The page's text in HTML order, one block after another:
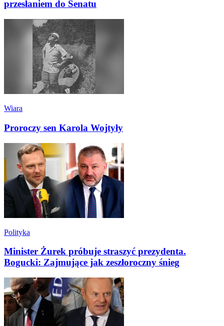
przesłaniem do Senatu
Wiara
Proroczy sen Karola Wojtyły
Polityka
Minister Żurek próbuje straszyć prezydenta.
Bogucki: Zajmujące jak zeszłoroczny śnieg